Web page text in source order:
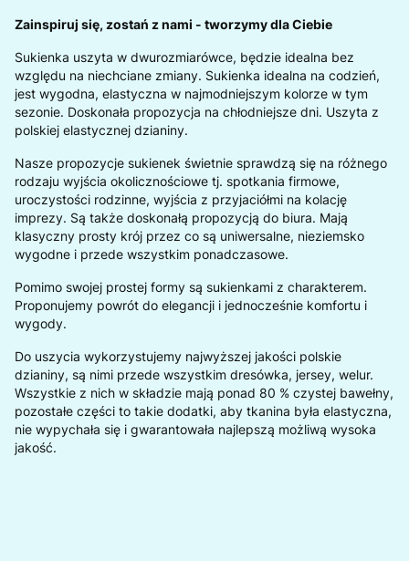
Zainspiruj się, zostań z nami - tworzymy dla Ciebie
Sukienka uszyta w dwurozmiarówce, będzie idealna bez
względu na niechciane zmiany. Sukienka idealna na codzień,
jest wygodna, elastyczna w najmodniejszym kolorze w tym
sezonie. Doskonała propozycja na chłodniejsze dni. Uszyta z
polskiej elastycznej dzianiny.
Nasze propozycje sukienek świetnie sprawdzą się na różnego
rodzaju wyjścia okolicznościowe tj. spotkania firmowe,
uroczystości rodzinne, wyjścia z przyjaciółmi na kolację
imprezy. Są także doskonałą propozycją do biura. Mają
klasyczny prosty krój przez co są uniwersalne, nieziemsko
wygodne i przede wszystkim ponadczasowe.
Pomimo swojej prostej formy są sukienkami z charakterem.
Proponujemy powrót do elegancji i jednocześnie komfortu i
wygody.
Do uszycia wykorzystujemy najwyższej jakości polskie
dzianiny, są nimi przede wszystkim dresówka, jersey, welur.
Wszystkie z nich w składzie mają ponad 80 % czystej bawełny,
pozostałe części to takie dodatki, aby tkanina była elastyczna,
nie wypychała się i gwarantowała najlepszą możliwą wysoka
jakość.